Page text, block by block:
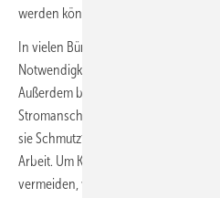
werden können: Wand, Boden und
In vielen Büros gibt es trotz WLAN-
Notwendigkeit zur kabelgebundenen
Außerdem benötigen Lampen,
Stromanschluss. Herumliegende
sie Schmutzfänger und sie
Arbeit. Um Kabelsalat und
vermeiden, werden diese